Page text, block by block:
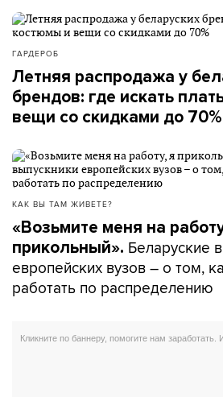
ГАРДЕРОБ
Летняя распродажа у
брендов: где искать
вещи со скидками до 70%
КАК ВЫ ТАМ ЖИВЕТЕ?
«Возьмите меня на
прикольный». Беларуские
европейских вузов – о том,
работать по распределению